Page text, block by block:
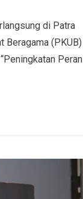
di Patra
Beragama (PKUB)
Peran